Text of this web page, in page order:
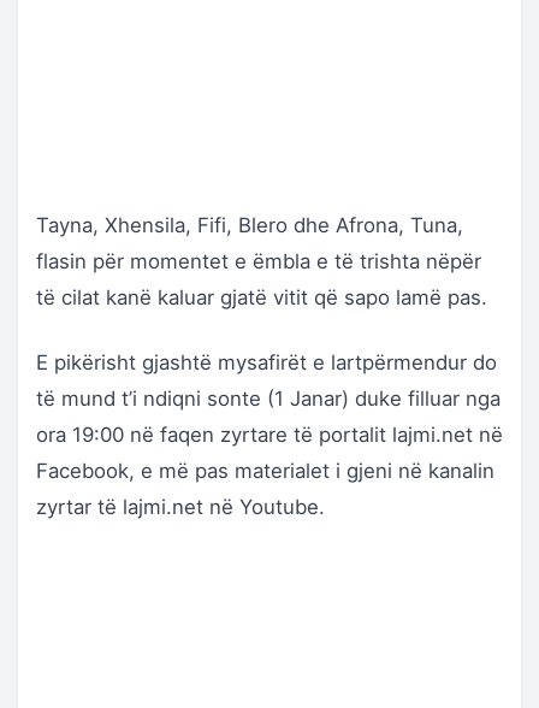
Tayna, Xhensila, Fifi, Blero dhe Afrona, Tuna,
flasin për momentet e ëmbla e të trishta nëpër
të cilat kanë kaluar gjatë vitit që sapo lamë pas.
E pikërisht gjashtë mysafirët e lartpërmendur do
të mund t’i ndiqni sonte (1 Janar) duke filluar nga
ora 19:00 në faqen zyrtare të portalit lajmi.net në
Facebook, e më pas materialet i gjeni në kanalin
zyrtar të lajmi.net në Youtube.